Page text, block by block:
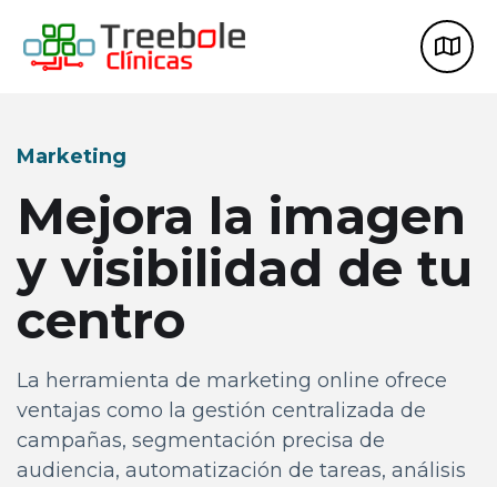
Marketing
Mejora la imagen
y visibilidad de tu
centro
La herramienta de marketing online ofrece
ventajas como la gestión centralizada de
campañas, segmentación precisa de
audiencia, automatización de tareas, análisis